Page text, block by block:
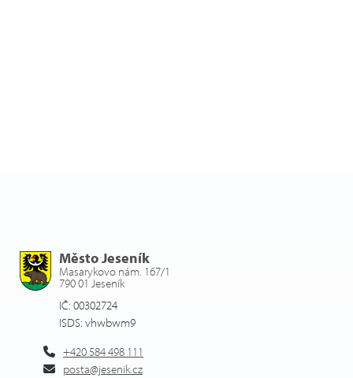
Město Jeseník
Masarykovo nám. 167/1
790 01 Jeseník
IČ: 00302724
ISDS: vhwbwm9
+420 584 498 111
posta@jesenik.cz